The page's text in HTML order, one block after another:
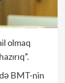
olmaq
BMT-nin